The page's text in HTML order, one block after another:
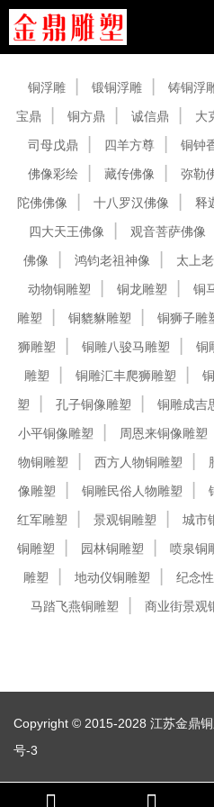
铜浮雕 锻铜浮雕 铸铜浮
宝鼎
铜方鼎 诚信鼎 大
司母戊鼎
四羊方尊 铜钟
佛像彩绘
藏传佛像 弥勒
陀佛佛像
十八罗汉佛像 释
四大天王佛像
观音菩萨佛像
佛像
鸿钧老祖神像 太上
动物铜雕塑
铜龙雕塑 铜
雕塑
铜貔貅雕塑 铜狮子雕
狮雕塑
铜雕八骏马雕塑 铜
雕塑
铜雕汇丰爬狮雕塑
塑
孔子铜像雕塑 铜雕成吉
小平铜像雕塑
周恩来铜像雕塑
物铜雕塑
西方人物铜雕塑
像雕塑
铜雕民俗人物雕塑
红军雕塑
景观铜雕塑 城市
铜雕塑
园林铜雕塑 喷泉铜
雕塑
地动仪铜雕塑 纪念
马踏飞燕铜雕塑
商业街景观
Copyright © 2015-2028 江苏金鼎铜
号-3